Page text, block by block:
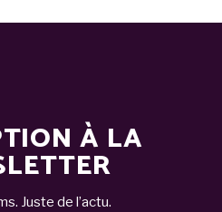
À LA
Juste de l’actu.